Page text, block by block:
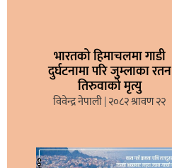
भारतको हिमाचलमा गाडी
दुर्घटनामा परि जुम्लाका रतन
तिरुवाको मृत्यु
विवेन्द्र नेपाली २०८२ श्रावण २२